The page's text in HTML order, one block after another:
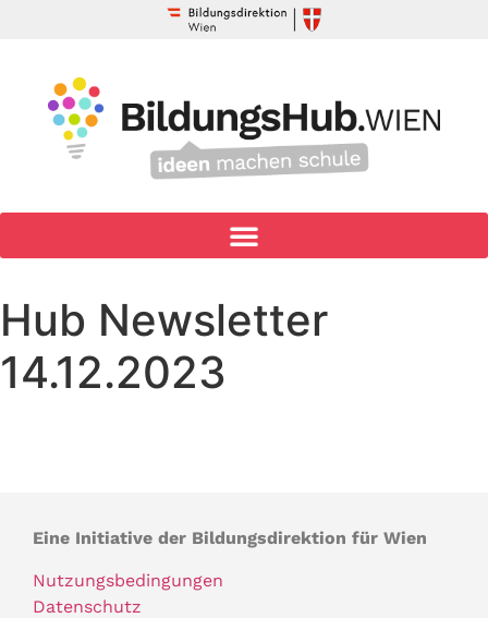
Hub Newsletter
14.12.2023
Eine Initiative der Bildungsdirektion für Wien
Nutzungsbedingungen
Datenschutz